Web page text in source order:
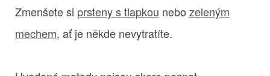
Zmenšete si prsteny s tlapkou nebo zeleným
mechem, ať je někde nevytratíte.